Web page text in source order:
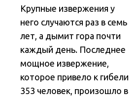
Крупные извержения у
него случаются раз в семь
лет, а дымит гора почти
каждый день. Последнее
мощное извержение,
которое привело к гибели
353 человек, произошло в